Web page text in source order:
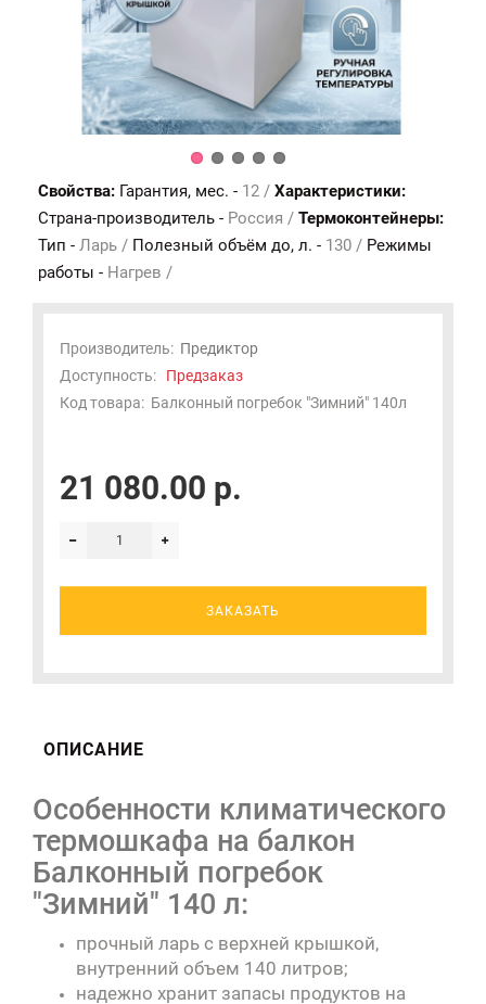
Свойства: Гарантия, мес. - 12 / Характеристики:
Страна-производитель - Россия / Термоконтейнеры:
Тип - Ларь / Полезный объём до, л. - 130 / Режимы
работы - Нагрев /
Производитель: Предиктор
Доступность: Предзаказ
Код товара: Балконный погребок "Зимний" 140л
21 080.00 р.
ЗАКАЗАТЬ
ОПИСАНИЕ
Особенности климатического
термошкафа на балкон
Балконный погребок
"Зимний" 140 л:
прочный ларь с верхней крышкой,
внутренний объем 140 литров;
надежно хранит запасы продуктов на